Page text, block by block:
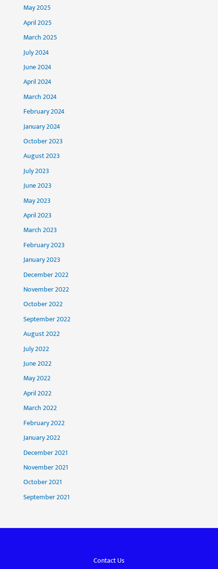
May 2025
April 2025
March 2025
July 2024
June 2024
April 2024
March 2024
February 2024
January 2024
October 2023
August 2023
July 2023
June 2023
May 2023
April 2023
March 2023
February 2023
January 2023
December 2022
November 2022
October 2022
September 2022
August 2022
July 2022
June 2022
May 2022
April 2022
March 2022
February 2022
January 2022
December 2021
November 2021
October 2021
September 2021
Contact Us